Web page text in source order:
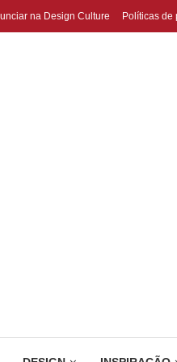
na Design Culture Políticas de